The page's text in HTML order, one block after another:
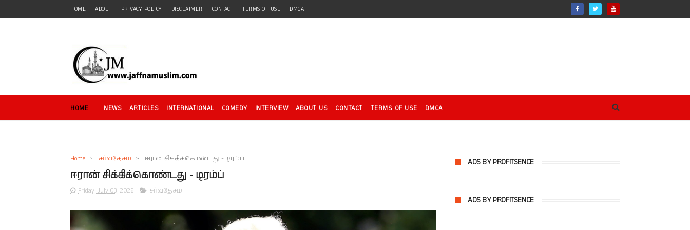
HOME ABOUT PRIVACY POLICY DISCLAIMER CONTACT TERMS OF USE DMCA
HOME NEWS ARTICLES INTERNATIONAL COMEDY INTERVIEW ABOUT US CONTACT TERMS OF USE DMCA
Home > சர்வதேசம் > ஈரான் சிக்கிக்கொண்டது - டிரம்ப்
ஈரான் சிக்கிக்கொண்டது - டிரம்ப்
Friday, July 03, 2026 சர்வதேசம்
ADS BY PROFITSENCE
ADS BY PROFITSENCE